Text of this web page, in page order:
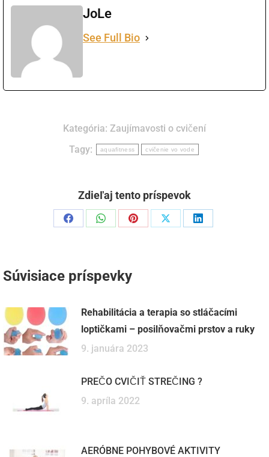
JoLe
See Full Bio
Kategória: Zaujímavosti o cvičení
Tagy:
aquafitness cvičenie vo vode
Zdieľaj tento príspevok
Podiel Podiel Podiel Podiel Podiel
Súvisiace príspevky
Rehabilitácia a terapia so stláčacími
loptičkami – posilňovačmi prstov a ruky
9. januára 2023
PREČO CVIČIŤ STREČING ?
9. apríla 2022
AERÓBNE POHYBOVÉ AKTIVITY